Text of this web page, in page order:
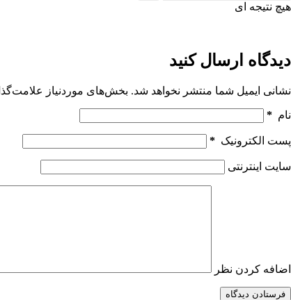
هیچ نتیجه ای
دیدگاه ارسال کنید
نشانی ایمیل شما منتشر نخواهد شد. بخش‌های موردنیاز
نام *
پست الکترونیک *
سایت اینترنتی
اضافه کردن نظر
فرستادن دیدگاه